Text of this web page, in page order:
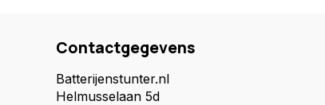
Contactgegevens
Batterijenstunter.nl
Helmusselaan 5d